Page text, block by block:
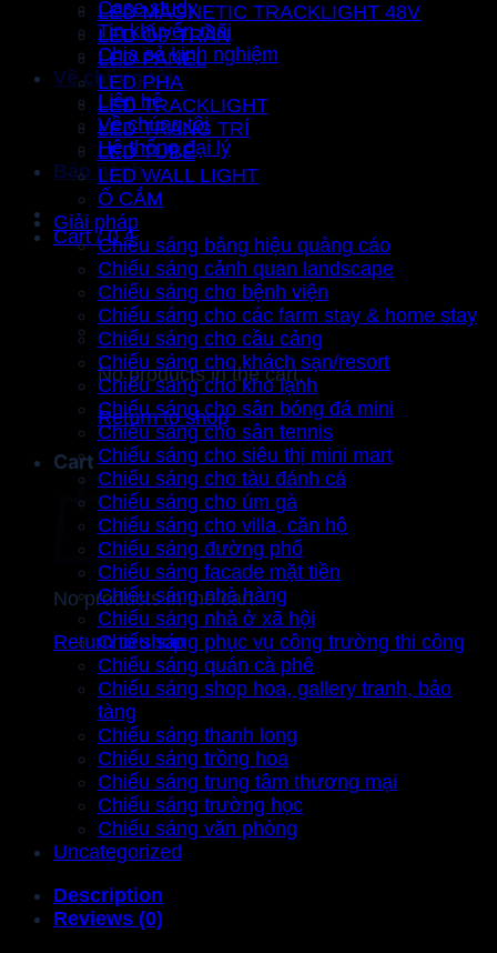
Case study
Tin khuyến mãi
Chia sẻ kinh nghiệm
Về chúng tôi
Liên hệ
Về chúng tôi
Hệ thống đại lý
Bảo hành
Cart /0₫
No products in the cart.
Return to shop
Cart
No products in the cart.
Return to shop
LED MAGNETIC TRACKLIGHT 48V
LED ỐP TRẦN
LED PANEL
LED PHA
LED TRACKLIGHT
LED TRANG TRÍ
LED TUBE
LED WALL LIGHT
Ổ CẮM
Giải pháp
Chiếu sáng bảng hiệu quảng cáo
Chiếu sáng cảnh quan landscape
Chiếu sáng cho bệnh viện
Chiếu sáng cho các farm stay & home stay
Chiếu sáng cho cầu cảng
Chiếu sáng cho khách sạn/resort
Chiếu sáng cho kho lạnh
Chiếu sáng cho sân bóng đá mini
Chiếu sáng cho sân tennis
Chiếu sáng cho siêu thị mini mart
Chiếu sáng cho tàu đánh cá
Chiếu sáng cho úm gà
Chiếu sáng cho villa, căn hộ
Chiếu sáng đường phố
Chiếu sáng facade mặt tiền
Chiếu sáng nhà hàng
Chiếu sáng nhà ở xã hội
Chiếu sáng phục vụ công trường thi công
Chiếu sáng quán cà phê
Chiếu sáng shop hoa, gallery tranh, bảo
tàng
Chiếu sáng thanh long
Chiếu sáng trồng hoa
Chiếu sáng trung tâm thương mại
Chiếu sáng trường học
Chiếu sáng văn phòng
Uncategorized
Description
Reviews (0)